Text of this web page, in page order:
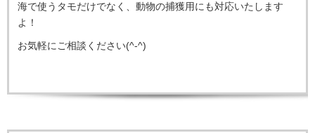
海で使うタモだけでなく、動物の捕獲用にも対応いたします
よ！
お気軽にご相談ください(^-^)